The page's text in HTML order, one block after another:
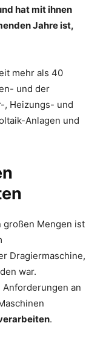
hat mit ihnen
Jahre ist,
mehr als 40
und der
, Heizungs- und
Anlagen und
großen Mengen ist
Dragiermaschine,
war.
an
.